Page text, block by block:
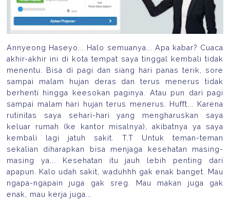
Annyeong Haseyo... Halo semuanya... Apa kabar? Cuaca
akhir-akhir ini di kota tempat saya tinggal kembali tidak
menentu. Bisa di pagi dan siang hari panas terik, sore
sampai malam hujan deras dan terus menerus tidak
berhenti hingga keesokan paginya. Atau pun dari pagi
sampai malam hari hujan terus menerus. Hufft... Karena
rutinitas saya sehari-hari yang mengharuskan saya
keluar rumah (ke kantor misalnya), akibatnya ya saya
kembali lagi jatuh sakit. T.T Untuk teman-teman
sekalian diharapkan bisa menjaga kesehatan masing-
masing ya... Kesehatan itu jauh lebih penting dari
apapun. Kalo udah sakit, waduhhh gak enak banget. Mau
ngapa-ngapain juga gak sreg. Mau makan juga gak
enak, mau kerja juga...